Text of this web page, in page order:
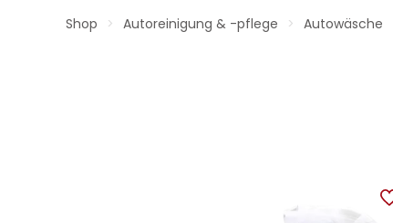
Shop > Autoreinigung & -pflege > Autowäsche